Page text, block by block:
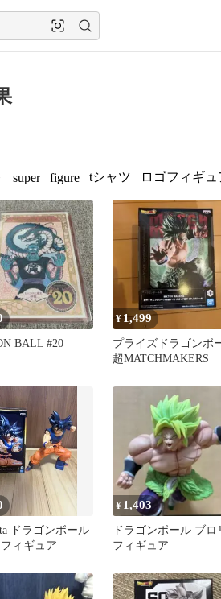
super figure tシャツ ロゴフィギュ
BALL #20
¥ 1,499
プライズドラゴンボ
超MATCHMAKERS
ドラゴンボール
ィギュア
¥ 1,403
ドラゴンボール ブロ
フィギュア